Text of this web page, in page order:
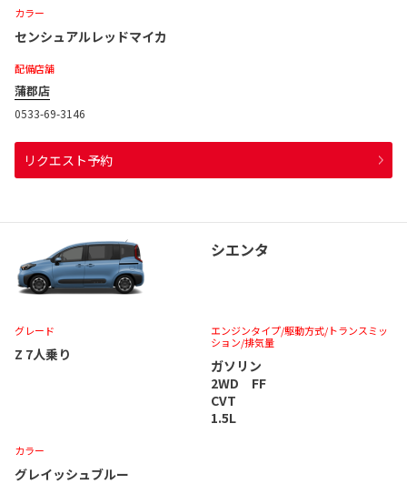
カラー
センシュアルレッドマイカ
配備店舗
蒲郡店
0533-69-3146
リクエスト予約
シエンタ
グレード
Z 7人乗り
エンジンタイプ/駆動方式/トランスミッ
ション/排気量
ガソリン
2WD FF
CVT
1.5L
カラー
グレイッシュブルー